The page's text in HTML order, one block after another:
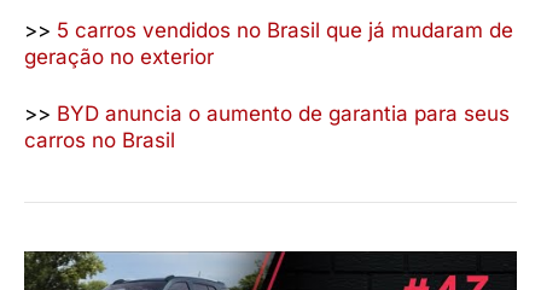
>> 5 carros vendidos no Brasil que já mudaram de
geração no exterior
>> BYD anuncia o aumento de garantia para seus
carros no Brasil